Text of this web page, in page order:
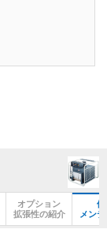
オプション
拡張性の紹介
使
メン